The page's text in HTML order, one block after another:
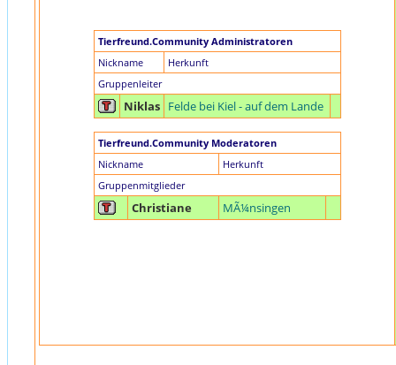
Tierfreund.Community Administratoren
Nickname
Herkunft
Gruppenleiter
Niklas Felde bei Kiel - auf dem Lande
Tierfreund.Community Moderatoren
Nickname
Herkunft
Gruppenmitglieder
Christiane MÃ¼nsingen